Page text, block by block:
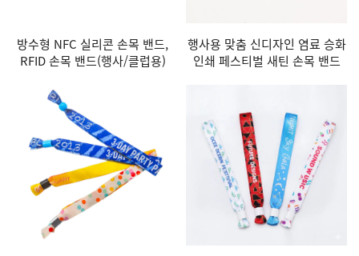
방수형 NFC 실리콘 손목 밴드,
RFID 손목 밴드(행사/클럽용)
행사용 맞춤 신디자인 염료 승화
인쇄 페스티벌 새틴 손목 밴드